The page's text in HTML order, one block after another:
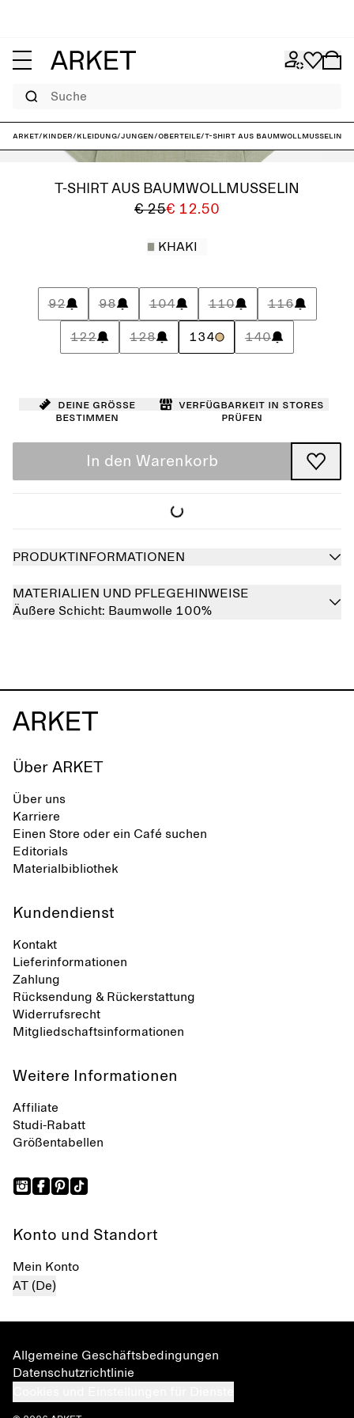
Suche
ARKET/Kinder/Kleidung/Jungen/Oberteile/T-Shirt aus Baumwollmusselin
T-SHIRT AUS BAUMWOLLMUSSELIN
€ 25€ 12.50
KHAKI
92 98 104 110 116
122 128 134 140
Deine Größe
bestimmen
Verfügbarkeit in Stores
prüfen
In den Warenkorb
PRODUKTINFORMATIONEN
MATERIALIEN UND PFLEGEHINWEISE
Äußere Schicht: Baumwolle 100%
Über ARKET
Über uns
Karriere
Einen Store oder ein Café suchen
Editorials
Materialbibliothek
Kundendienst
Kontakt
Lieferinformationen
Zahlung
Rücksendung & Rückerstattung
Widerrufsrecht
Mitgliedschaftsinformationen
Weitere Informationen
Affiliate
Studi-Rabatt
Größentabellen
Konto und Standort
Mein Konto
AT (De)
Allgemeine Geschäftsbedingungen
Datenschutzrichtlinie